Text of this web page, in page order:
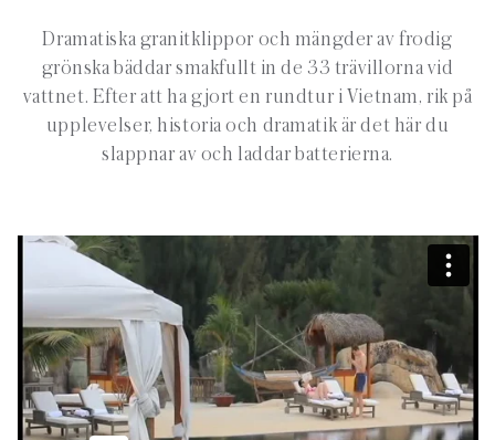
Dramatiska granitklippor och mängder av frodig
grönska bäddar smakfullt in de 33 trävillorna vid
vattnet. Efter att ha gjort en rundtur i Vietnam, rik på
upplevelser, historia och dramatik är det här du
slappnar av och laddar batterierna.